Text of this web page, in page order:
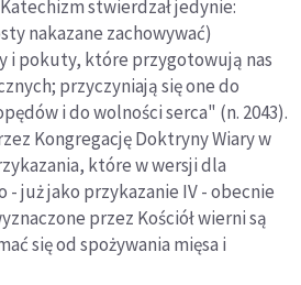
stwierdzał jedynie:
nakazane zachowywać)
i pokuty, które przygotowują nas
przyczyniają się one do
i do wolności serca" (n. 2043).
Kongregację Doktryny Wiary w
które w wersji dla
- już jako przykazanie IV - obecnie
przez Kościół wierni są
się od spożywania mięsa i